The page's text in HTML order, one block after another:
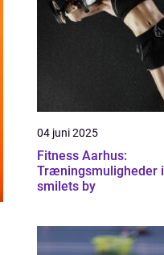
04 juni 2025
Fitness Aarhus:
Træningsmuligheder i
smilets by